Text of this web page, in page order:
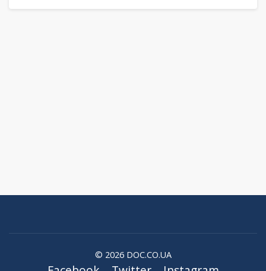
© 2026 DOC.CO.UA